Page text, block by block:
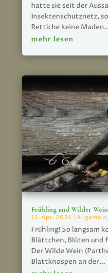
hatte sie seit der
Insektenschutznetz,
Rettiche keine
mehr lesen
Frühling und Wilder Wein
12. Apr. 2026 | Allgemein ,
Frühling! So langsam
Blättchen, Blüten und
Der Wilde Wein
Blattknospen an der...